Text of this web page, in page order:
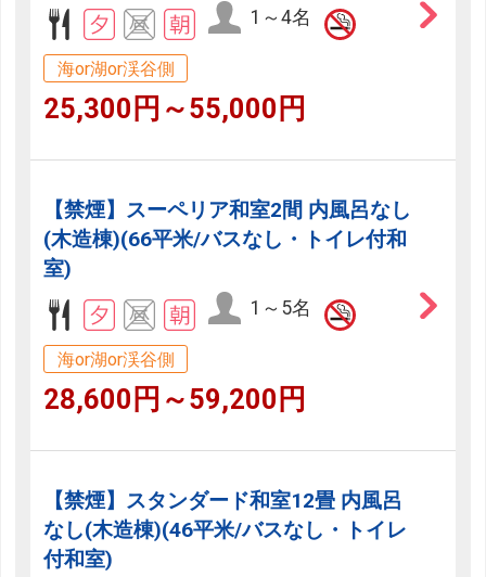
1～4名
海or湖or渓谷側
25,300円～55,000円
【禁煙】スーペリア和室2間 内風呂なし
(木造棟)(66平米/バスなし・トイレ付和
室)
1～5名
海or湖or渓谷側
28,600円～59,200円
【禁煙】スタンダード和室12畳 内風呂
なし(木造棟)(46平米/バスなし・トイレ
付和室)